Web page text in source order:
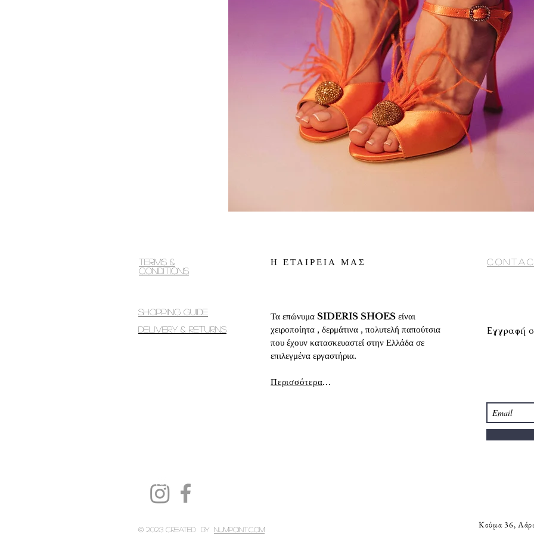
Terms &
Conditions
Shopping guide
Delivery & Returns
Η ΕΤΑΙΡΕΙΑ ΜΑΣ
Τα επώνυμα SIDERIS SHOES είναι
χειροποίητα , δερμάτινα , πολυτελή παπούτσια
που έχουν κατασκευαστεί στην Ελλάδα σε
επιλεγμένα εργαστήρια.
Περισσότερα...
© 2023 Created by Numpoint.com
Εγγραφή
Κούμα 36,